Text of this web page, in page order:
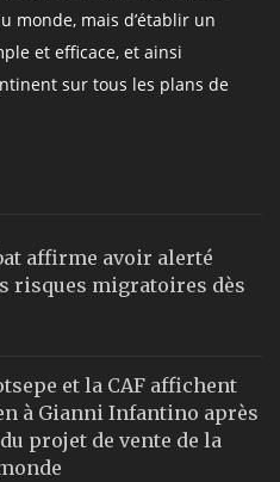
monde, mais d’établir un
et efficace, et ainsi
sur tous les plans de
affirme avoir alerté
risques migratoires dès
et la CAF affichent
à Gianni Infantino après
projet de vente de la